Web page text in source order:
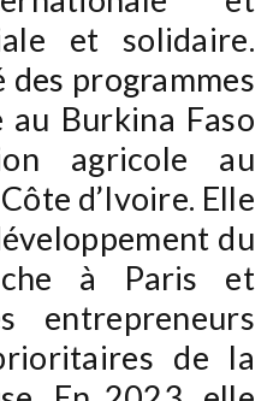
et solidaire.
des programmes
Burkina Faso
agricole au
d’Ivoire. Elle
du
à Paris et
entrepreneurs
de la